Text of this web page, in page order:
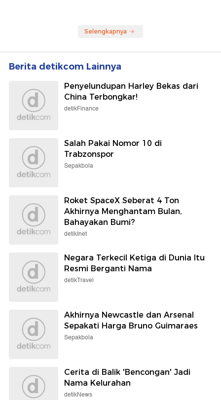
Selengkapnya
Berita detikcom Lainnya
Penyelundupan Harley Bekas dari
China Terbongkar!
detikFinance
Salah Pakai Nomor 10 di
Trabzonspor
Sepakbola
Roket SpaceX Seberat 4 Ton
Akhirnya Menghantam Bulan,
Bahayakan Bumi?
detikInet
Negara Terkecil Ketiga di Dunia Itu
Resmi Berganti Nama
detikTravel
Akhirnya Newcastle dan Arsenal
Sepakati Harga Bruno Guimaraes
Sepakbola
Cerita di Balik 'Bencongan' Jadi
Nama Kelurahan
detikNews